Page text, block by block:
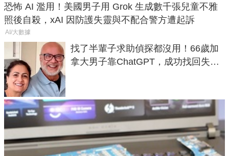
恐怖 AI 濫用！美國男子用 Grok 生成數千張兒童不雅
照後自殺，xAI 因防護失靈與不配合警方遭起訴
AI/大數據
找了半輩子求助偵探都沒用！66歲加
拿大男子靠ChatGPT，成功找回失散